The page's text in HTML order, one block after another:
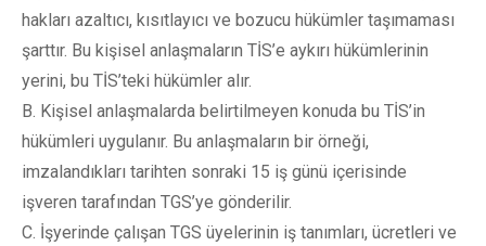
hakları azaltıcı, kısıtlayıcı ve bozucu hükümler taşımaması
şarttır. Bu kişisel anlaşmaların TİS’e aykırı hükümlerinin
yerini, bu TİS’teki hükümler alır.
B. Kişisel anlaşmalarda belirtilmeyen konuda bu TİS’in
hükümleri uygulanır. Bu anlaşmaların bir örneği,
imzalandıkları tarihten sonraki 15 iş günü içerisinde
işveren tarafından TGS’ye gönderilir.
C. İşyerinde çalışan TGS üyelerinin iş tanımları, ücretleri ve